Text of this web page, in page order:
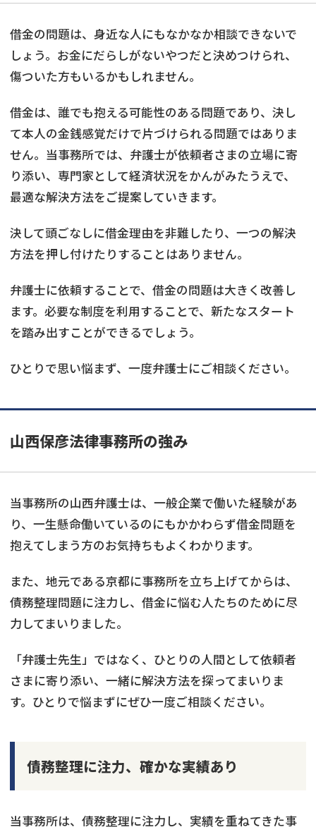
借金の問題は、身近な人にもなかなか相談できないで
しょう。お金にだらしがないやつだと決めつけられ、
傷ついた方もいるかもしれません。
借金は、誰でも抱える可能性のある問題であり、決し
て本人の金銭感覚だけで片づけられる問題ではありま
せん。当事務所では、弁護士が依頼者さまの立場に寄
り添い、専門家として経済状況をかんがみたうえで、
最適な解決方法をご提案していきます。
決して頭ごなしに借金理由を非難したり、一つの解決
方法を押し付けたりすることはありません。
弁護士に依頼することで、借金の問題は大きく改善し
ます。必要な制度を利用することで、新たなスタート
を踏み出すことができるでしょう。
ひとりで思い悩まず、一度弁護士にご相談ください。
山西保彦法律事務所の強み
当事務所の山西弁護士は、一般企業で働いた経験があ
り、一生懸命働いているのにもかかわらず借金問題を
抱えてしまう方のお気持ちもよくわかります。
また、地元である京都に事務所を立ち上げてからは、
債務整理問題に注力し、借金に悩む人たちのために尽
力してまいりました。
「弁護士先生」ではなく、ひとりの人間として依頼者
さまに寄り添い、一緒に解決方法を探ってまいりま
す。ひとりで悩まずにぜひ一度ご相談ください。
債務整理に注力、確かな実績あり
当事務所は、債務整理に注力し、実績を重ねてきた事